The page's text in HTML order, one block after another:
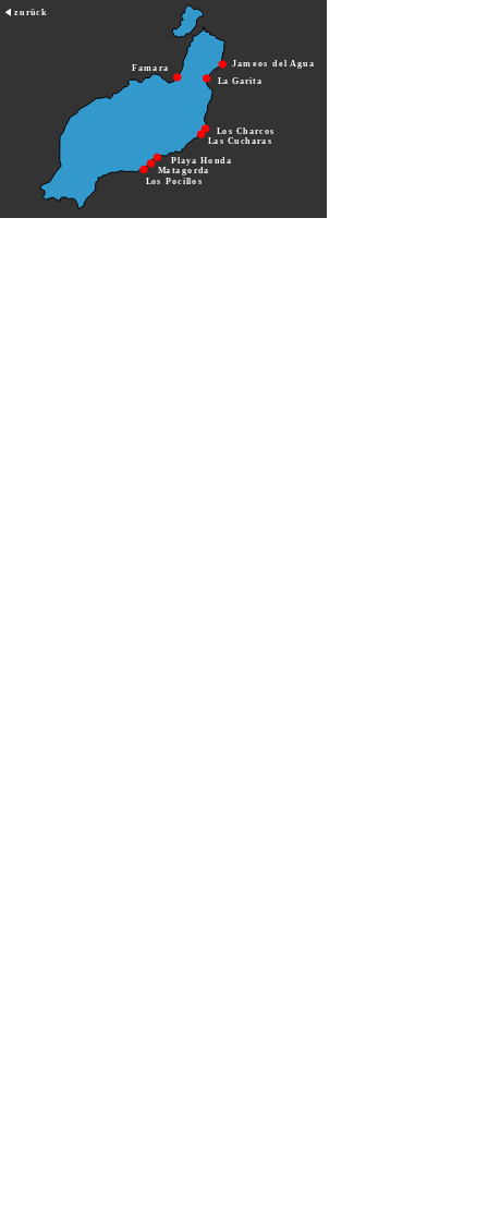
zurück
Los Pocillos
Matagorda
Playa Honda
Las Cucharas
Los Charcos
La Garita
Jameos del Agua
Famara